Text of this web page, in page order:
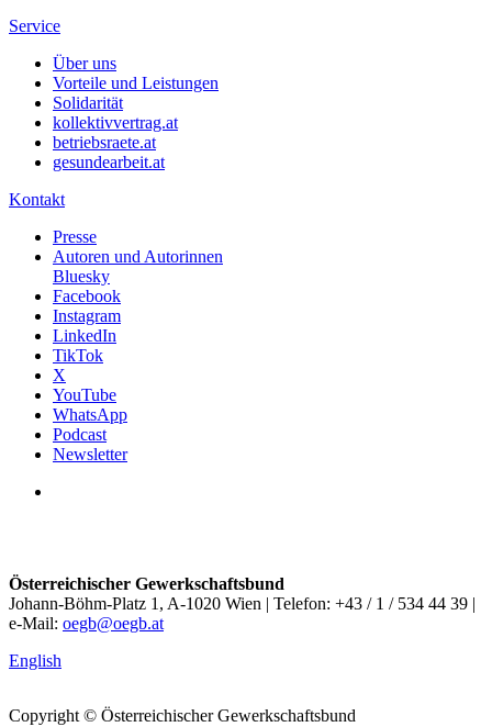
Service
Über uns
Vorteile und Leistungen
Solidarität
kollektivvertrag.at
betriebsraete.at
gesundearbeit.at
Kontakt
Presse
Autoren und Autorinnen
Bluesky
Facebook
Instagram
LinkedIn
TikTok
X
YouTube
WhatsApp
Podcast
Newsletter
Österreichischer Gewerkschaftsbund
Johann-Böhm-Platz 1, A-1020 Wien | Telefon: +43 / 1 / 534 44 39 |
e-Mail: oegb@oegb.at
English
Copyright © Österreichischer Gewerkschaftsbund